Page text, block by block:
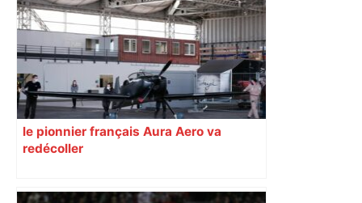
le pionnier français Aura Aero va
redécoller